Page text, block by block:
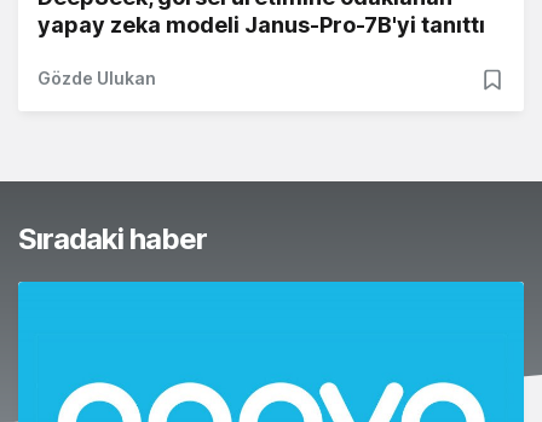
yapay zeka modeli Janus-Pro-7B'yi tanıttı
Gözde Ulukan
Sıradaki haber